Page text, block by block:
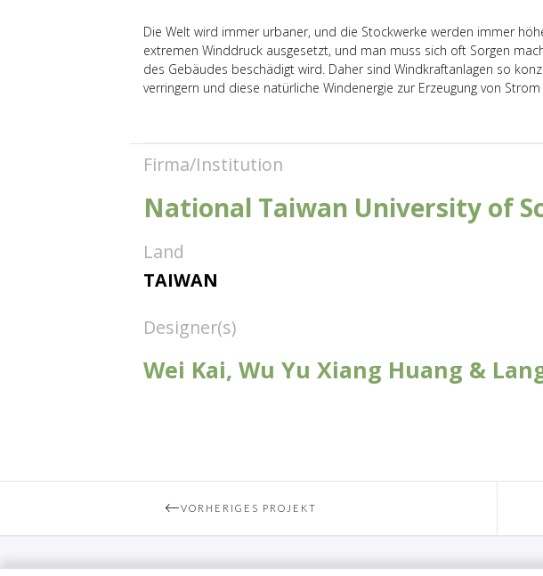
Die Welt wird immer urbaner, und die Stockwerke werden immer
extremen Winddruck ausgesetzt, und man muss sich oft Sorgen
des Gebäudes beschädigt wird. Daher sind Windkraftanlagen so
verringern und diese natürliche Windenergie zur Erzeugung von
Firma/Institution
National Taiwan University of
Land
TAIWAN
Designer(s)
Wei Kai, Wu Yu Xiang Huang &
VORHERIGES PROJEKT